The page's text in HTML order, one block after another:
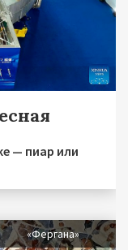
— пиар или
«Фергана»